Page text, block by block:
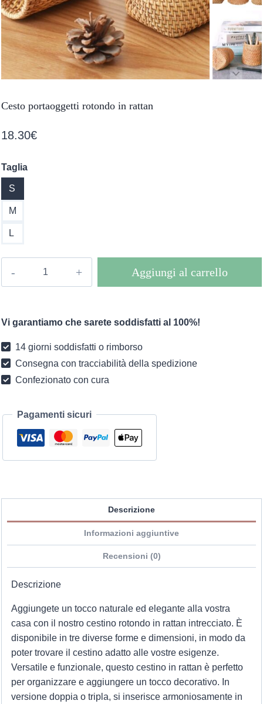
Cesto portaoggetti rotondo in rattan
18.30€
Taglia
S
M
L
rattan
Aggiungi al carrello
Vi garantiamo che sarete soddisfatti al 100%!
14 giorni soddisfatti o rimborso
Consegna con tracciabilità della spedizione
Confezionato con cura
Pagamenti sicuri
Descrizione
Informazioni aggiuntive
Recensioni (0)
Descrizione
Aggiungete un tocco naturale ed elegante alla vostra
casa con il nostro cestino rotondo in rattan intrecciato. È
disponibile in tre diverse forme e dimensioni, in modo da
poter trovare il cestino adatto alle vostre esigenze.
Versatile e funzionale, questo cestino in rattan è perfetto
per organizzare e aggiungere un tocco decorativo. In
versione doppia o tripla, si inserisce armoniosamente in